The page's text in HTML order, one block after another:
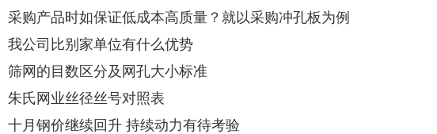
采购产品时如保证低成本高质量？就以采购冲孔板为例
我公司比别家单位有什么优势
筛网的目数区分及网孔大小标准
朱氏网业丝径丝号对照表
十月钢价继续回升 持续动力有待考验